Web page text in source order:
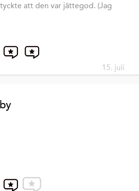
att den var jättegod. (Jag
15. juli